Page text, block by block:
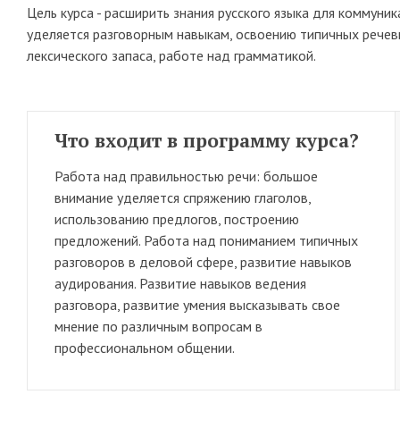
Цель курса - расширить знания русского языка для
уделяется разговорным навыкам, освоению типичных
лексического запаса, работе над грамматикой.
Что входит в программу курса?
Работа над правильностью речи: большое
внимание уделяется спряжению глаголов,
использованию предлогов, построению
предложений. Работа над пониманием типичных
разговоров в деловой сфере, развитие навыков
аудирования. Развитие навыков ведения
разговора, развитие умения высказывать свое
мнение по различным вопросам в
профессиональном общении.